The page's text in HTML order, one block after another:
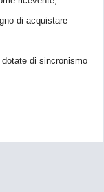
di acquistare
di sincronismo